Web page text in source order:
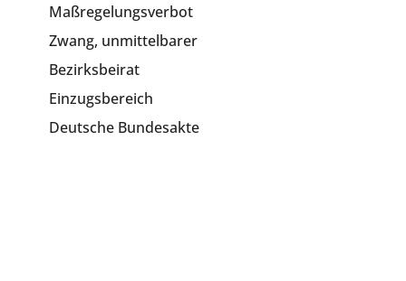
Maßregelungsverbot
Zwang, unmittelbarer
Bezirksbeirat
Einzugsbereich
Deutsche Bundesakte